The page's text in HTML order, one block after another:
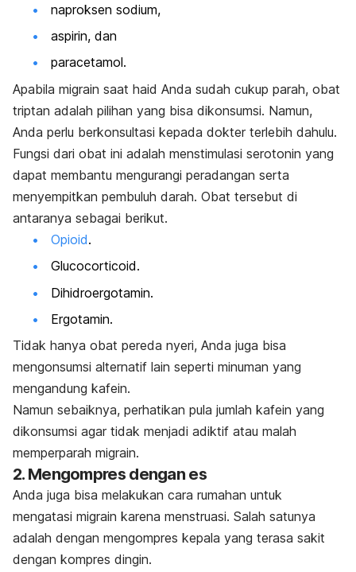
naproksen sodium,
aspirin, dan
paracetamol.
Apabila migrain saat haid Anda sudah cukup parah, obat
triptan adalah pilihan yang bisa dikonsumsi. Namun,
Anda perlu berkonsultasi kepada dokter terlebih dahulu.
Fungsi dari obat ini adalah menstimulasi serotonin yang
dapat membantu mengurangi peradangan serta
menyempitkan pembuluh darah. Obat tersebut di
antaranya sebagai berikut.
Opioid.
Glucocorticoid.
Dihidroergotamin.
Ergotamin.
Tidak hanya obat pereda nyeri, Anda juga bisa
mengonsumsi alternatif lain seperti minuman yang
mengandung kafein.
Namun sebaiknya, perhatikan pula jumlah kafein yang
dikonsumsi agar tidak menjadi adiktif atau malah
memperparah migrain.
2. Mengompres dengan es
Anda juga bisa melakukan cara rumahan untuk
mengatasi migrain karena menstruasi. Salah satunya
adalah dengan mengompres kepala yang terasa sakit
dengan kompres dingin.